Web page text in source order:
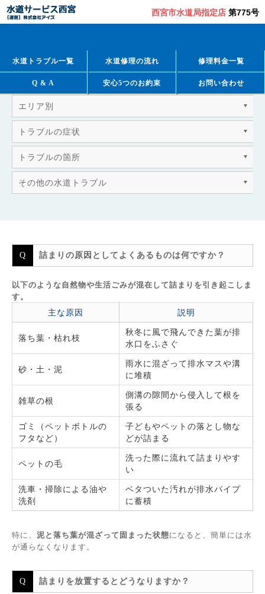
西宮市水道局指定店 第775号
水道トラブル一覧 水道修理の流れ 修理料金一覧
Q & A 安心5つのお約束 お問い合わせ
エリア別
トラブルの症状
トラブルの箇所
その他の水道トラブル
詰まりの原因としてよくあるものは何ですか？
以下のような自然物や生活ごみが混在して詰まりを引き起こしま
す。
主な原因 説明
落ち葉・枯れ枝
秋冬に風で飛んできた葉が排
水口をふさぐ
砂・土・泥
雨水に混ざって排水マスや溝
に堆積
雑草の根
側溝の隙間から侵入して根を
張る
ゴミ（ペットボトルの
フタなど）
子どもやペットの落とし物な
どが詰まる
ペットの毛
洗った際に流れて詰まりやす
い
洗車・掃除による油や
洗剤
ベタついた汚れが排水パイプ
に蓄積
特に、 泥と落ち葉が混ざって固まった状態になると、簡単には水
が通らなくなります。
詰まりを放置するとどうなりますか？